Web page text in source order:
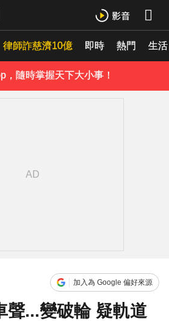
律師詐慈濟10億 即時 熱門 生活
，隨時掌握天下大小事！
《理財達人秀》X 安聯投信免費講座報名中！搶先卡位 2027
，隨時掌握天下大小事！
加入為 Google 偏好來源
聲...變破輪 疑軌道